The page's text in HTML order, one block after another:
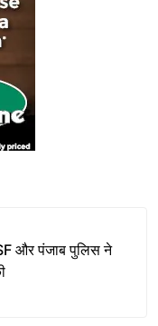
और पंजाब पुलिस ने